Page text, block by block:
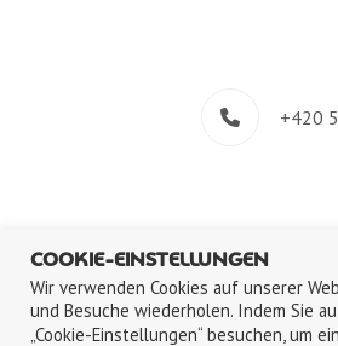
+420
COOKIE-EINSTELLUNGEN
Wir verwenden Cookies auf unserer
und Besuche wiederholen. Indem Sie
„Cookie-Einstellungen“ besuchen, um